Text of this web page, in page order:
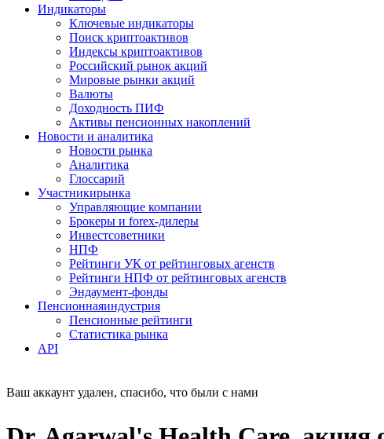
Индикаторы
Ключевые индикаторы
Поиск криптоактивов
Индексы криптоактивов
Российский рынок акций
Мировые рынки акций
Валюты
Доходность ПИФ
Активы пенсионных накоплений
Новости и аналитика
Новости рынка
Аналитика
Глоссарий
Участникирынка
Управляющие компании
Брокеры и forex-дилеры
Инвестсоветники
НПФ
Рейтинги УК от рейтинговых агенств
Рейтинги НПФ от рейтинговых агенств
Эндаумент-фонды
Пенсионнаяиндустрия
Пенсионные рейтинги
Статистика рынка
API
Ваш аккаунт удален, спасибо, что были с нами